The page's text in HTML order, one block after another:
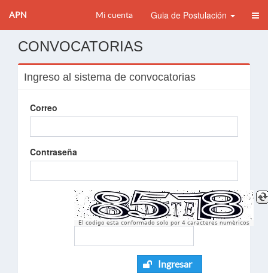
APN Mi cuenta Guia de Postulación
CONVOCATORIAS
Ingreso al sistema de convocatorias
Correo
Contraseña
El codigo esta conformado solo por 4 caracteres numèricos
Ingresar